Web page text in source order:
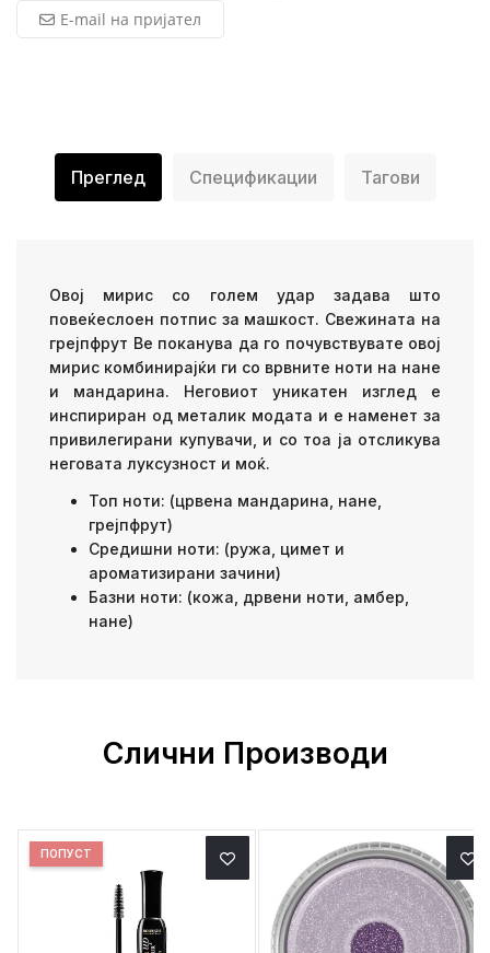
E-mail на пријател
Преглед Спецификации Тагови
Овој мирис со голем удар задава што
повеќеслоен потпис за машкост. Свежината на
грејпфрут Ве поканува да го почувствувате овој
мирис комбинирајќи ги со врвните ноти на нане
и мандарина. Неговиот уникатен изглед е
инспириран од металик модата и е наменет за
привилегирани купувачи, и со тоа ја отсликува
неговата луксузност и моќ.
Топ ноти: (црвена мандарина, нане,
грејпфрут)
Средишни ноти: (ружа, цимет и
ароматизирани зачини)
Базни ноти: (кожа, дрвени ноти, амбер,
нане)
Слични Производи
ПОПУСТ